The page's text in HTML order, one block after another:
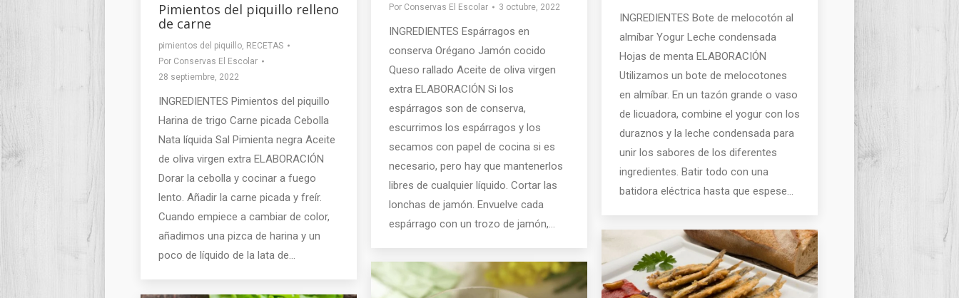
INGREDIENTES Bote de melocotón al
almíbar Yogur Leche condensada
Hojas de menta ELABORACIÓN
Utilizamos un bote de melocotones
en almíbar. En un tazón grande o vaso
de licuadora, combine el yogur con los
duraznos y la leche condensada para
unir los sabores de los diferentes
ingredientes. Batir todo con una
batidora eléctrica hasta que espese…
Por Conservas El Escolar 3 octubre, 2022
INGREDIENTES Espárragos en
conserva Orégano Jamón cocido
Queso rallado Aceite de oliva virgen
extra ELABORACIÓN Si los
espárragos son de conserva,
escurrimos los espárragos y los
secamos con papel de cocina si es
necesario, pero hay que mantenerlos
libres de cualquier líquido. Cortar las
lonchas de jamón. Envuelve cada
espárrago con un trozo de jamón,…
Pimientos del piquillo relleno
de carne
pimientos del piquillo, RECETAS
Por Conservas El Escolar
28 septiembre, 2022
INGREDIENTES Pimientos del piquillo
Harina de trigo Carne picada Cebolla
Nata líquida Sal Pimienta negra Aceite
de oliva virgen extra ELABORACIÓN
Dorar la cebolla y cocinar a fuego
lento. Añadir la carne picada y freír.
Cuando empiece a cambiar de color,
añadimos una pizca de harina y un
poco de líquido de la lata de…